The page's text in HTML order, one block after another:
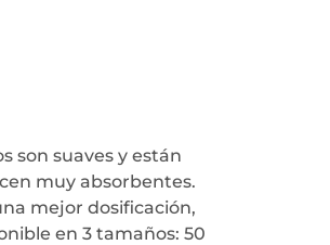
son suaves y están
muy absorbentes.
mejor dosificación,
en 3 tamaños: 50